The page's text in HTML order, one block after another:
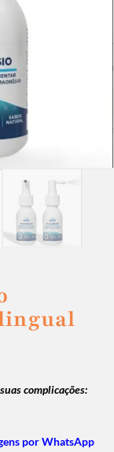
complicações:
por WhatsApp